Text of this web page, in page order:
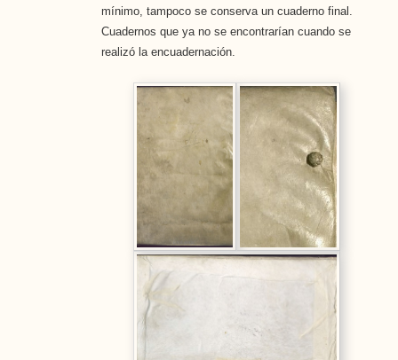
mínimo, tampoco se conserva un cuaderno final.
Cuadernos que ya no se encontrarían cuando se
realizó la encuadernación.